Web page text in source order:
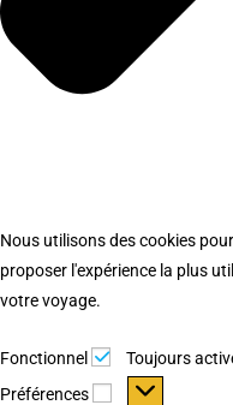
Nous utilisons des cookies
proposer l'expérience la plus
votre voyage.
Fonctionnel Fonctionnel
Toujours
Préférences
Préférences